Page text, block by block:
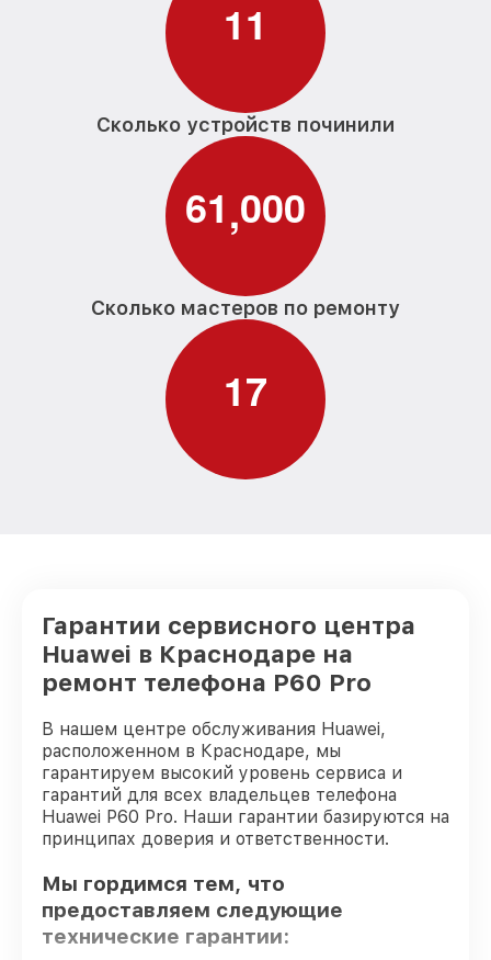
11
Сколько устройств починили
61,000
Сколько мастеров по ремонту
17
Гарантии сервисного центра
Huawei в Краснодаре на
ремонт телефона P60 Pro
В нашем центре обслуживания Huawei,
расположенном в Краснодаре, мы
гарантируем высокий уровень сервиса и
гарантий для всех владельцев телефона
Huawei P60 Pro. Наши гарантии базируются на
принципах доверия и ответственности.
Мы гордимся тем, что
предоставляем следующие
технические гарантии: